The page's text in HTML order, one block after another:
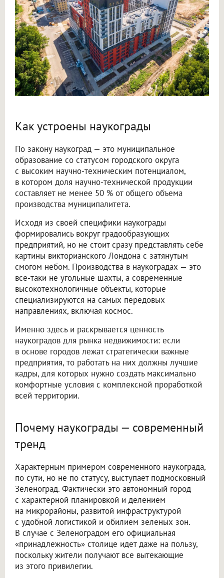
Как устроены наукограды
По закону наукоград — это муниципальное
образование со статусом городского округа
с высоким научно-техническим потенциалом,
в котором доля научно-технической продукции
составляет не менее 50 % от общего объема
производства муниципалитета.
Исходя из своей специфики наукограды
формировались вокруг градообразующих
предприятий, но не стоит сразу представлять себе
картины викторианского Лондона с затянутым
смогом небом. Производства в наукоградах — это
все-таки не угольные шахты, а современные
высокотехнологичные объекты, которые
специализируются на самых передовых
направлениях, включая космос.
Именно здесь и раскрывается ценность
наукоградов для рынка недвижимости: если
в основе городов лежат стратегически важные
предприятия, то работать на них должны лучшие
кадры, для которых нужно создать максимально
комфортные условия с комплексной проработкой
всей территории.
Почему наукограды — современный
тренд
Характерным примером современного наукограда,
по сути, но не по статусу, выступает подмосковный
Зеленоград. Фактически это автономный город
с характерной планировкой и делением
на микрорайоны, развитой инфраструктурой
с удобной логистикой и обилием зеленых зон.
В случае с Зеленоградом его официальная
«принадлежность» столице идет даже на пользу,
поскольку жители получают все вытекающие
из этого привилегии.